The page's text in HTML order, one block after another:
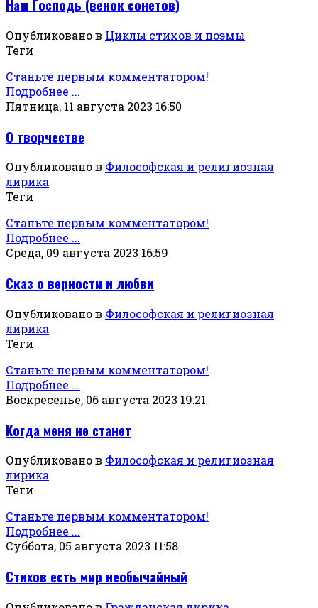
Наш Господь (венок сонетов)
Опубликовано в Циклы стихов и поэмы
Теги
Станьте первым комментатором!
Подробнее ...
Пятница, 11 августа 2023 16:50
О творчестве
Опубликовано в Философская и религиозная
лирика
Теги
Станьте первым комментатором!
Подробнее ...
Среда, 09 августа 2023 16:59
Сказ о верности и любви
Опубликовано в Философская и религиозная
лирика
Теги
Станьте первым комментатором!
Подробнее ...
Воскресенье, 06 августа 2023 19:21
Когда меня не станет
Опубликовано в Философская и религиозная
лирика
Теги
Станьте первым комментатором!
Подробнее ...
Суббота, 05 августа 2023 11:58
Стихов есть мир необычайный